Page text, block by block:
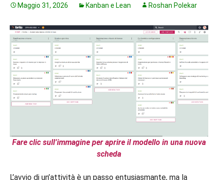
Maggio 31, 2026 Kanban e Lean Roshan Polekar
Fare clic sull’immagine per aprire il modello in una nuova
scheda
L’avvio di un’attività è un passo entusiasmante, ma la